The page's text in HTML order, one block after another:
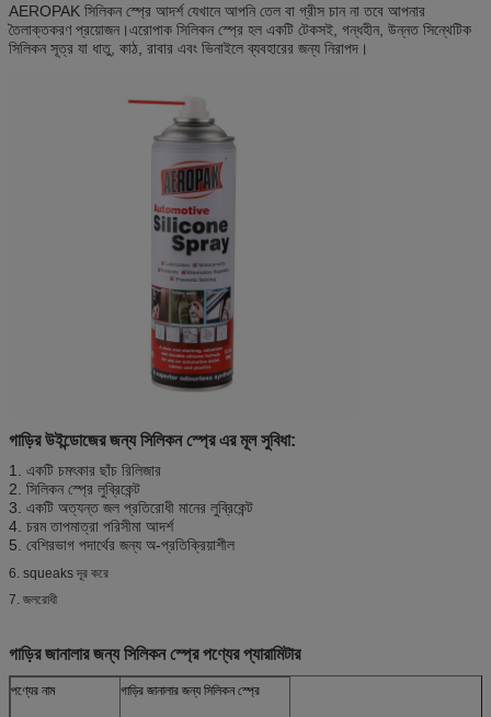
AEROPAK সিলিকন স্প্রে আদর্শ যেখানে আপনি তেল বা গ্রীস চান না তবে আপনার
তৈলাক্তকরণ প্রয়োজন।এরোপাক সিলিকন স্প্রে হল একটি টেকসই, গন্ধহীন, উন্নত সিন্থেটিক
সিলিকন সূত্র যা ধাতু, কাঠ, রাবার এবং ভিনাইলে ব্যবহারের জন্য নিরাপদ।
গাড়ির উইন্ডোজের জন্য সিলিকন স্প্রে এর মূল সুবিধা:
1. একটি চমৎকার ছাঁচ রিলিজার
2. সিলিকন স্প্রে লুব্রিকেন্ট
3. একটি অত্যন্ত জল প্রতিরোধী মানের লুব্রিকেন্ট
4. চরম তাপমাত্রা পরিসীমা আদর্শ
5. বেশিরভাগ পদার্থের জন্য অ-প্রতিক্রিয়াশীল
6. squeaks দূর করে
7. জলরোধী
গাড়ির জানালার জন্য সিলিকন স্প্রে পণ্যের প্যারামিটার
পণ্যের নাম গাড়ির জানালার জন্য সিলিকন স্প্রে